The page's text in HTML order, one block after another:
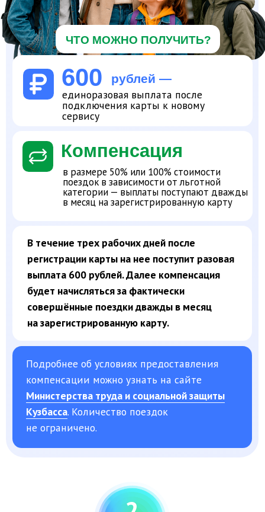
600 рублей —
единоразовая выплата после
подключения карты к новому
сервису
Подробнее об условиях предоставления
компенсации можно узнать на сайте
Министерства труда и социальной защиты
Кузбасса. Количество поездок
не ограничено.
В течение трех рабочих дней после
регистрации карты на нее поступит разовая
выплата 600 рублей. Далее компенсация
на зарегистрированную карту.
Компенсация
в размере 50% или 100% стоимости
поездок в зависимости от льготной
категории — выплаты поступают дважды
воспользоваться
2